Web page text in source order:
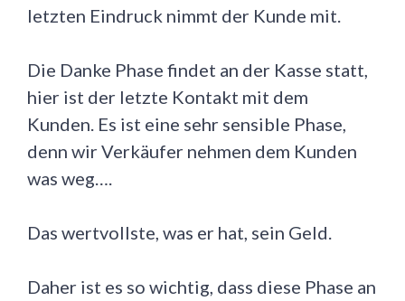
letzten Eindruck nimmt der Kunde mit.
Die Danke Phase findet an der Kasse statt,
hier ist der letzte Kontakt mit dem
Kunden. Es ist eine sehr sensible Phase,
denn wir Verkäufer nehmen dem Kunden
was weg….
Das wertvollste, was er hat, sein Geld.
Daher ist es so wichtig, dass diese Phase an